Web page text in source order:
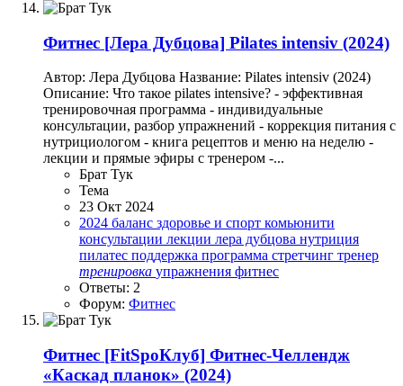
Фитнес [Лера Дубцова] Pilates intensiv (2024)
Автор: Лера Дубцова Название: Pilates intensiv (2024)
Описание: Что такое pilates intensive? - эффективная
тренировочная программа - индивидуальные
консультации, разбор упражнений - коррекция питания с
нутрициологом - книга рецептов и меню на неделю -
лекции и прямые эфиры с тренером -...
Брат Тук
Тема
23 Окт 2024
2024 баланс здоровье и спорт комьюнити
консультации лекции лера дубцова нутриция
пилатес поддержка программа стретчинг тренер
тренировка упражнения фитнес
Ответы: 2
Форум: Фитнес
Фитнес [FitSpoКлуб] Фитнес-Челлендж
«Каскад планок» (2024)